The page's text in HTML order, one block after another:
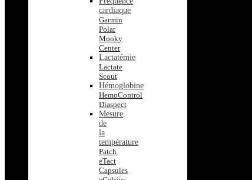
cardiaque
Garmin
Polar
Mooky
Center
Lactatémie
Lactate
Scout
Hémoglobine
HemoControl
Diaspect
Mesure
de
la
température
Patch
eTact
Capsules